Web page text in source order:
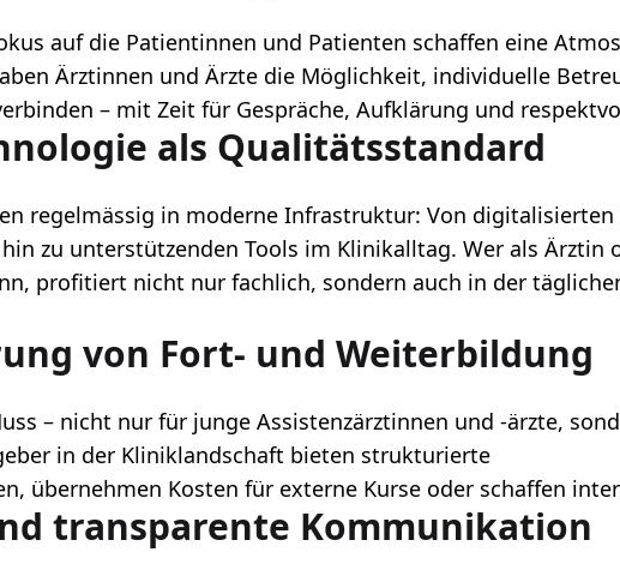
auf die Patientinnen und Patienten schaffen eine
Ärztinnen und Ärzte die Möglichkeit, individuelle
– mit Zeit für Gespräche, Aufklärung und
als Qualitätsstandard
regelmässig in moderne Infrastruktur: Von digitalisierten
zu unterstützenden Tools im Klinikalltag. Wer als Ärztin
profitiert nicht nur fachlich, sondern auch in der
von Fort- und Weiterbildung
– nicht nur für junge Assistenzärztinnen und -ärzte,
in der Kliniklandschaft bieten strukturierte
übernehmen Kosten für externe Kurse oder schaffen
transparente Kommunikation